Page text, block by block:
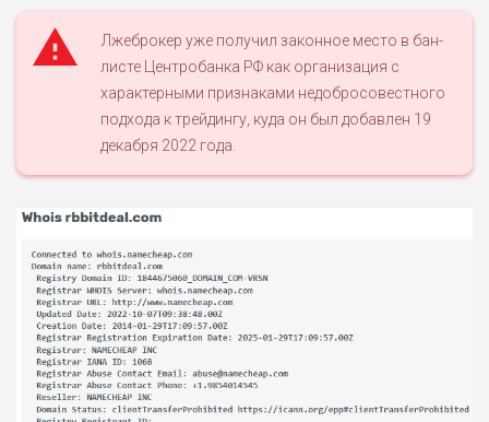
М СТАВОК
ДОХОД: ВЫСОКИЙ
БЮДЖЕТ: НИЗКИЙ
РИСКИ: НИЗКИЕ
ДОХОД: НИЗКИЙ
БЮДЖЕТ: НИЗКИЙ
ВСЕМ
Лжеброкер уже получил законное место в бан-
листе Центробанка РФ как организация с
характерными признаками недобросовестного
подхода к трейдингу, куда он был добавлен 19
декабря 2022 года.